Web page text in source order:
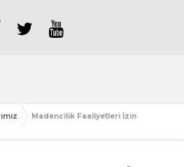
Madencilik Faaliyetleri İzin